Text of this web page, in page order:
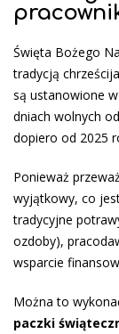
Święta Bożego
tradycją
są ustanowione
dniach wolnych
dopiero od 2025
Ponieważ
wyjątkowy, co
tradycyjne
ozdoby),
wsparcie
Można to
paczki